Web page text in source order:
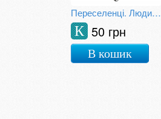
Переселенці. Люди, які не загубили себе
50 грн
К
В кошик